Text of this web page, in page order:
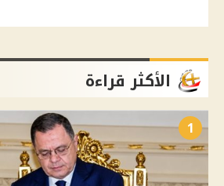
الأكثر قراءة
1